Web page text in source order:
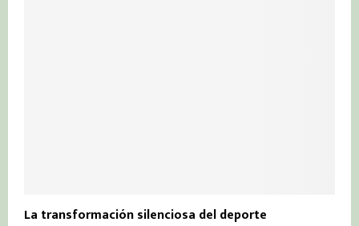
La transformación silenciosa del deporte